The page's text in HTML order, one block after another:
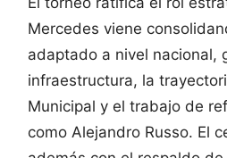
Mercedes viene
adaptado a nivel nacional,
infraestructura, la
Municipal y el trabajo de
como Alejandro Russo. El